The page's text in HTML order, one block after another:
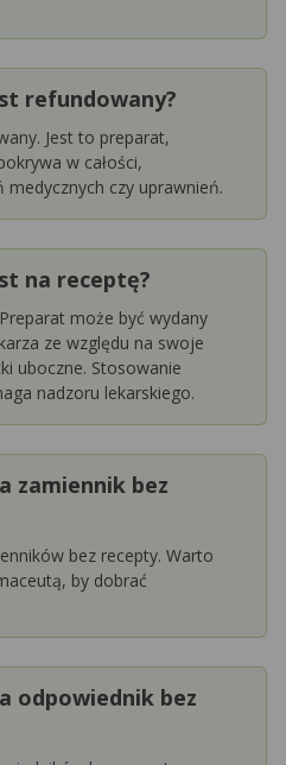
refundowany?
Jest to preparat,
w całości,
medycznych czy uprawnień.
na receptę?
może być wydany
ze względu na swoje
uboczne. Stosowanie
nadzoru lekarskiego.
zamiennik bez
bez recepty. Warto
by dobrać
odpowiednik bez